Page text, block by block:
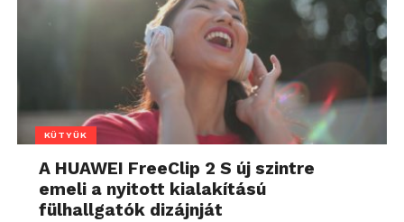
KÜTYÜK
A HUAWEI FreeClip 2 S új szintre
emeli a nyitott kialakítású
fülhallgatók dizájnját